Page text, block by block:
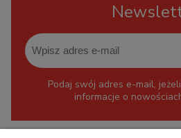
Podaj swój adres e-mail,
informacje o